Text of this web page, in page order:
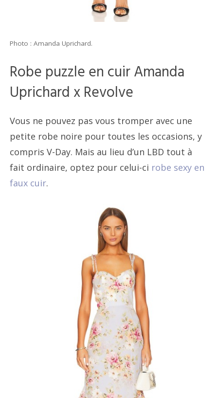
Photo : Amanda Uprichard.
Robe puzzle en cuir Amanda
Uprichard x Revolve
Vous ne pouvez pas vous tromper avec une
petite robe noire pour toutes les occasions, y
compris V-Day. Mais au lieu d’un LBD tout à
fait ordinaire, optez pour celui-ci robe sexy en
faux cuir.